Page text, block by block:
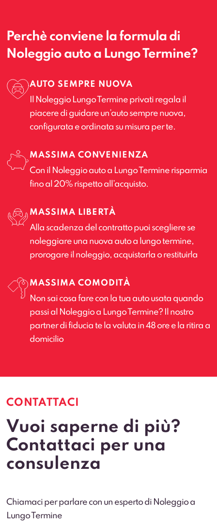
Perchè conviene la formula di
Noleggio auto a Lungo Termine?
AUTO SEMPRE NUOVA
Il Noleggio Lungo Termine privati regala il
piacere di guidare un’auto sempre nuova,
configurata e ordinata su misura per te.
MASSIMA CONVENIENZA
Con il Noleggio auto a Lungo Termine risparmia
fino al 20% rispetto all’acquisto.
MASSIMA LIBERTÀ
Alla scadenza del contratto puoi scegliere se
noleggiare una nuova auto a lungo termine,
prorogare il noleggio, acquistarla o restituirla
MASSIMA COMODITÀ
Non sai cosa fare con la tua auto usata quando
passi al Noleggio a Lungo Termine? Il nostro
partner di fiducia te la valuta in 48 ore e la ritira a
domicilio
CONTATTACI
Vuoi saperne di più?
Contattaci per una
consulenza
Chiamaci per parlare con un esperto di Noleggio a
Lungo Termine